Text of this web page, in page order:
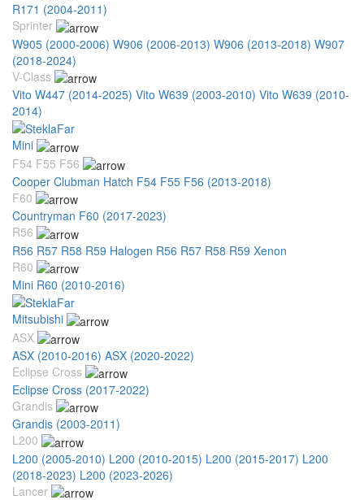
R171 (2004-2011)
Sprinter
W905 (2000-2006) W906 (2006-2013) W906 (2013-2018) W907
(2018-2024)
V-Class
Vito W447 (2014-2025) Vito W639 (2003-2010) Vito W639 (2010-
2014)
Mini
F54 F55 F56
Cooper Clubman Hatch F54 F55 F56 (2013-2018)
F60
Countryman F60 (2017-2023)
R56
R56 R57 R58 R59 Halogen R56 R57 R58 R59 Xenon
R60
Mini R60 (2010-2016)
Mitsubishi
ASX
ASX (2010-2016) ASX (2020-2022)
Eclipse Cross
Eclipse Cross (2017-2022)
Grandis
Grandis (2003-2011)
L200
L200 (2005-2010) L200 (2010-2015) L200 (2015-2017) L200
(2018-2023) L200 (2023-2026)
Lancer